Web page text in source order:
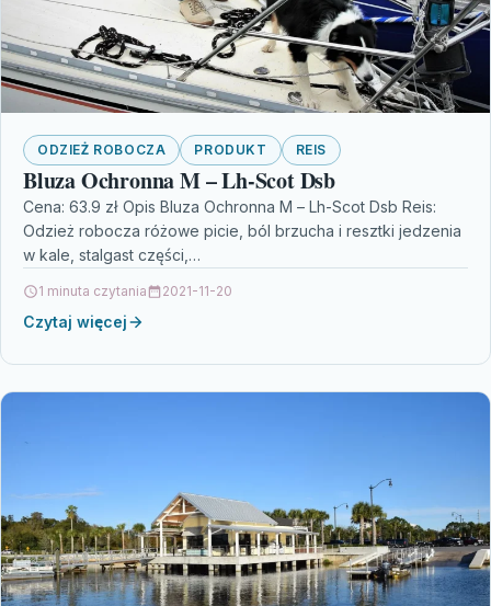
ODZIEŻ ROBOCZA PRODUKT REIS
Bluza Ochronna M – Lh-Scot Dsb
Cena: 63.9 zł Opis Bluza Ochronna M – Lh-Scot Dsb Reis:
Odzież robocza różowe picie, ból brzucha i resztki jedzenia
w kale, stalgast części,…
1 minuta czytania 2021-11-20
Czytaj więcej